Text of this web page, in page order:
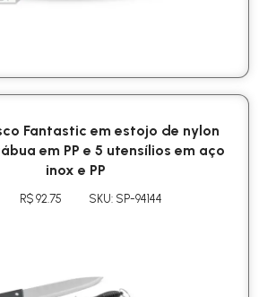
Fantastic em estojo de nylon
em PP e 5 utensílios em aço
inox e PP
R$ 92.75 SKU: SP-94144